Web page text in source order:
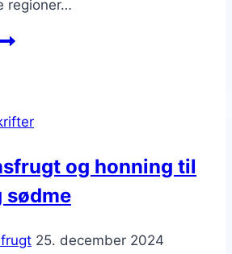
regioner…
og honning til
sødme
25. december 2024